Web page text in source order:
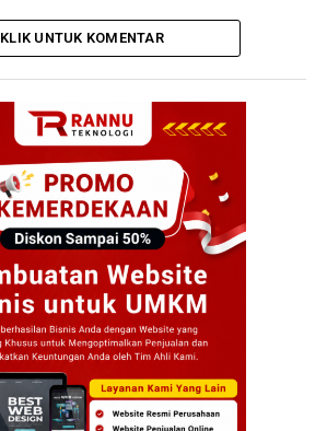
KLIK UNTUK KOMENTAR